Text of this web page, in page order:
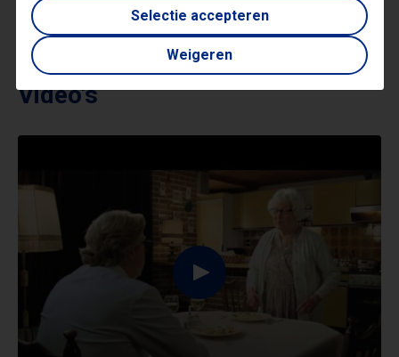
TV-koks Voeding
Video's
Selectie accepteren
Weigeren